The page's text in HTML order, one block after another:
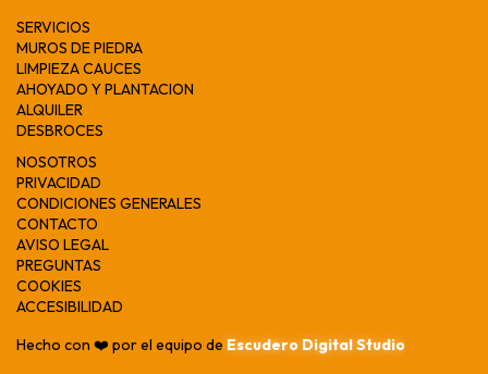
SERVICIOS
MUROS DE PIEDRA
LIMPIEZA CAUCES
AHOYADO Y PLANTACION
ALQUILER
DESBROCES
NOSOTROS
PRIVACIDAD
CONDICIONES GENERALES
CONTACTO
AVISO LEGAL
PREGUNTAS
COOKIES
ACCESIBILIDAD
Hecho con ❤️ por el equipo de Escudero Digital Studio